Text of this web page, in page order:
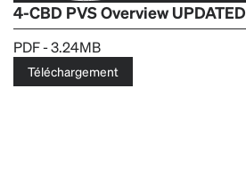
4-CBD PVS Overview UPDATED
PDF - 3.24MB
Téléchargement